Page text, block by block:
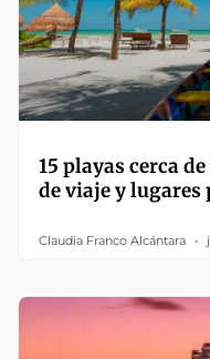
15 playas cerca
de viaje y lugares
Claudia Franco Alcántara